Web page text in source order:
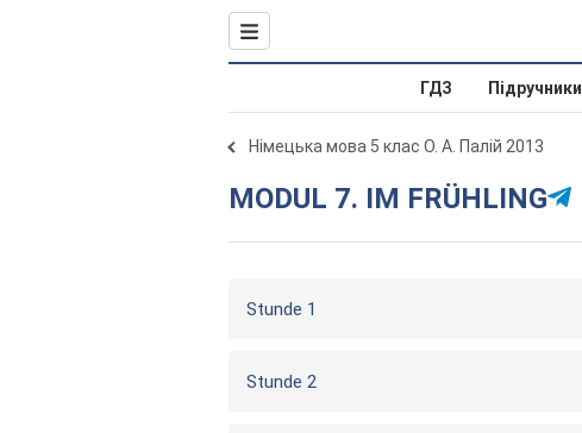
ГДЗ Підручники
Німецька мова 5 клас О. А. Палій 2013
MODUL 7. IM FRÜHLING
Stunde 1
Stunde 2